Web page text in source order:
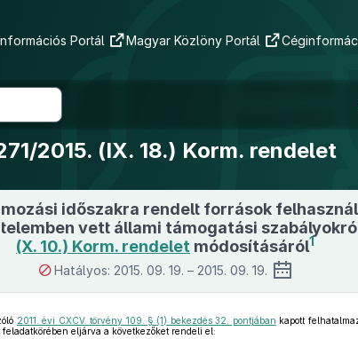
Portál Magyar Közlöny Portál
2015. (IX. 18.) Korm. rendelet
időszakra rendelt források
vett állami támogatási
(X. 10.) Korm. rendelet módosításáról1
Hatályos: 2015. 09. 19. – 2015. 09. 19.
2011. évi CXCV. törvény 109. § (1) bekezdés 32. pontjában kapott
feladatkörében eljárva a következőket rendeli el: